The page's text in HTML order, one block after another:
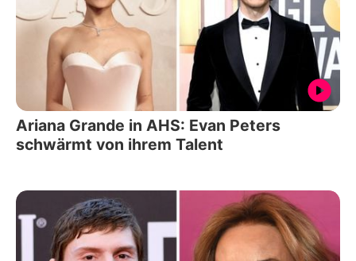
Ariana Grande in AHS: Evan Peters
schwärmt von ihrem Talent